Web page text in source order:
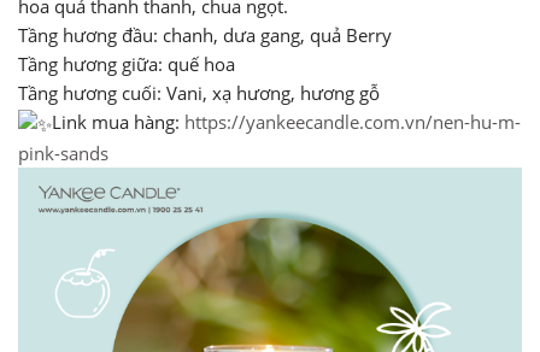
hoa quả thanh thanh, chua ngọt.
Tầng hương đầu: chanh, dưa gang, quả Berry
Tầng hương giữa: quế hoa
Tầng hương cuối: Vani, xạ hương, hương gỗ
Link mua hàng: https://yankeecandle.com.vn/nen-hu-m-
pink-sands